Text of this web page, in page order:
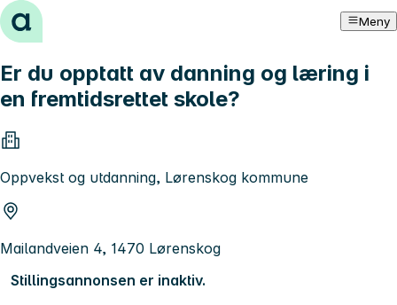
Hopp til innhold Meny
Er du opptatt av danning og læring i
en fremtidsrettet skole?
Oppvekst og utdanning, Lørenskog kommune
Mailandveien 4, 1470 Lørenskog
Stillingsannonsen er inaktiv.